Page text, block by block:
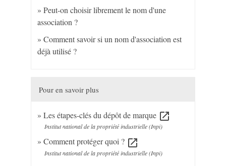
Peut-on choisir librement le nom d'une
association ?
Comment savoir si un nom d'association est
déjà utilisé ?
Pour en savoir plus
Les étapes-clés du dépôt de marque open_in_new
Institut national de la propriété industrielle (Inpi)
Comment protéger quoi ? open_in_new
Institut national de la propriété industrielle (Inpi)